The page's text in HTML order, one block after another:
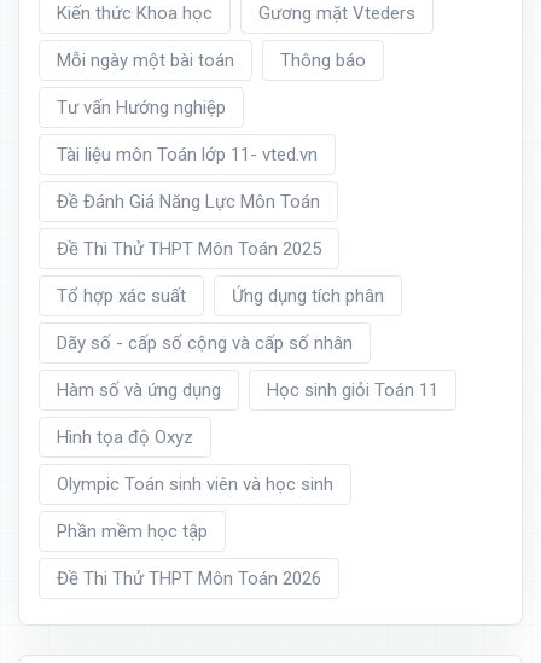
Kiến thức Khoa học Gương mặt Vteders
Mỗi ngày một bài toán Thông báo
Tư vấn Hướng nghiệp
Tài liệu môn Toán lớp 11- vted.vn
Đề Đánh Giá Năng Lực Môn Toán
Đề Thi Thử THPT Môn Toán 2025
Tổ hợp xác suất Ứng dụng tích phân
Dãy số - cấp số cộng và cấp số nhân
Hàm số và ứng dụng Học sinh giỏi Toán 11
Hình tọa độ Oxyz
Olympic Toán sinh viên và học sinh
Phần mềm học tập
Đề Thi Thử THPT Môn Toán 2026